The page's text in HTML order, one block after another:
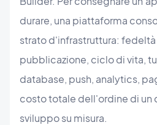
durare, una piattaforma
strato d'infrastruttura: fedeltà
pubblicazione, ciclo di vita,
database, push, analytics,
costo totale dell'ordine di un
sviluppo su misura.